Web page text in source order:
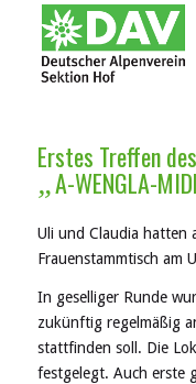
Erstes Treffen
„A-WENGLA-
Uli und Claudia hatten
Frauenstammtisch am
In geselliger Runde
zukünftig regelmäßig
stattfinden soll. Die
festgelegt. Auch erste